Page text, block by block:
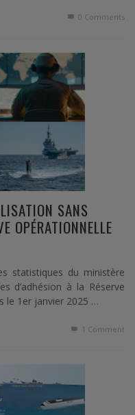
0 Comments
SANS
OPÉRATIONNELLE
statistiques du ministère
d’adhésion à la Réserve
le 1er janvier 2025 …
1 Comment